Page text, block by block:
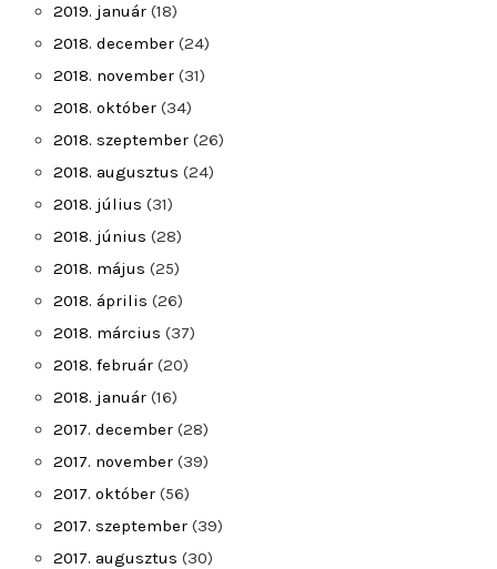
2019. január (18)
2018. december (24)
2018. november (31)
2018. október (34)
2018. szeptember (26)
2018. augusztus (24)
2018. július (31)
2018. június (28)
2018. május (25)
2018. április (26)
2018. március (37)
2018. február (20)
2018. január (16)
2017. december (28)
2017. november (39)
2017. október (56)
2017. szeptember (39)
2017. augusztus (30)